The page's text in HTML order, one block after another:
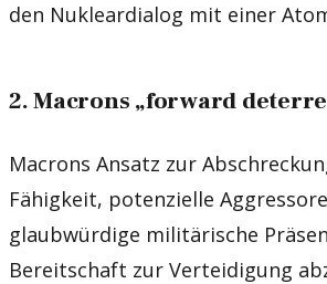
den Nukleardialog mit einer
2. Macrons „forward
Macrons Ansatz zur
Fähigkeit, potenzielle
glaubwürdige militärische
Bereitschaft zur Verteidigung